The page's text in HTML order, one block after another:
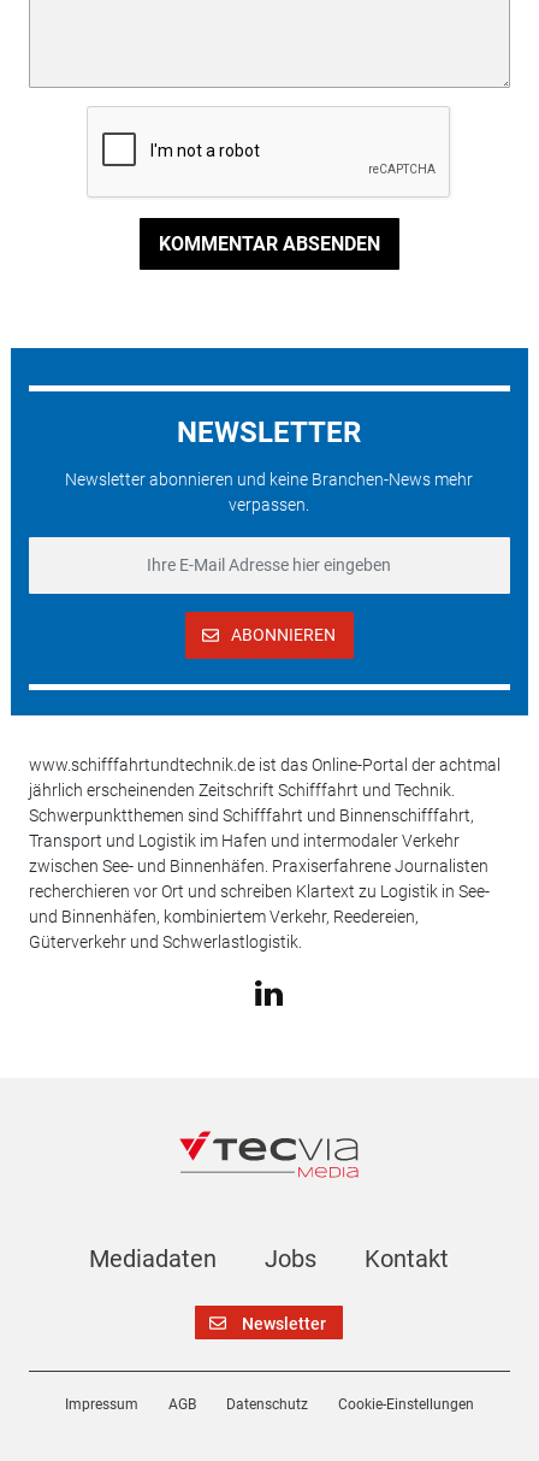
KOMMENTAR ABSENDEN
NEWSLETTER
Newsletter abonnieren und keine Branchen-News mehr
verpassen.
ABONNIEREN
www.schifffahrtundtechnik.de ist das Online-Portal der achtmal
jährlich erscheinenden Zeitschrift Schifffahrt und Technik.
Schwerpunktthemen sind Schifffahrt und Binnenschifffahrt,
Transport und Logistik im Hafen und intermodaler Verkehr
zwischen See- und Binnenhäfen. Praxiserfahrene Journalisten
recherchieren vor Ort und schreiben Klartext zu Logistik in See-
und Binnenhäfen, kombiniertem Verkehr, Reedereien,
Güterverkehr und Schwerlastlogistik.
Mediadaten Jobs Kontakt
Newsletter
Impressum AGB Datenschutz Cookie-Einstellungen